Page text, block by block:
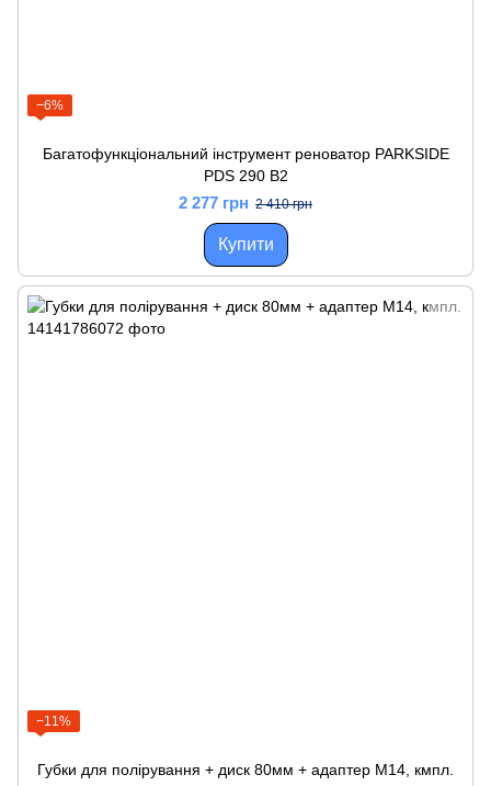
−6%
Багатофункціональний інструмент реноватор PARKSIDE
PDS 290 B2
2 277 грн 2 410 грн
Купити
−11%
Губки для полірування + диск 80мм + адаптер М14, кмпл.